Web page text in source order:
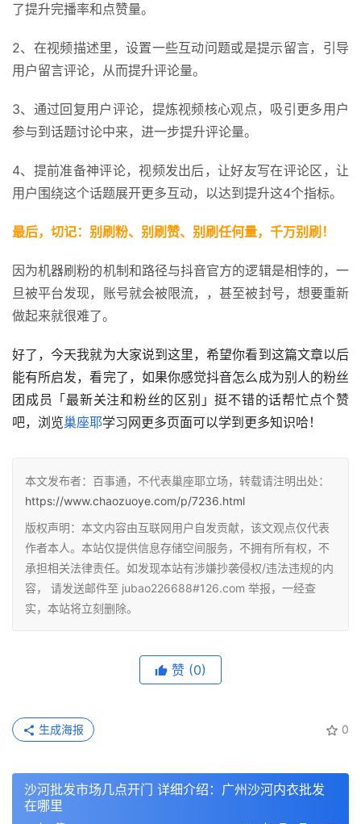
了提升完播率和点赞量。
2、在视频描述里，设置一些互动问题或是提示留言，引导
用户留言评论，从而提升评论量。
3、通过回复用户评论，提炼视频核心观点，吸引更多用户
参与到话题讨论中来，进一步提升评论量。
4、提前准备神评论，视频发出后，让好友写在评论区，让
用户围绕这个话题展开更多互动，以达到提升这4个指标。
最后，切记：别刷粉、别刷赞、别刷任何量，千万别刷！
因为机器刷粉的机制和路径与抖音官方的逻辑是相悖的，一
旦被平台发现，账号就会被限流，，甚至被封号，想要重新
做起来就很难了。
好了，今天我就为大家说到这里，希望你看到这篇文章以后
能有所启发，看完了，如果你感觉抖音怎么成为别人的粉丝
团成员「最新关注和粉丝的区别」挺不错的话帮忙点个赞
吧，浏览巢座耶学习网更多页面可以学到更多知识哈！
本文发布者：百事通，不代表巢座耶立场，转载请注明出处：
https://www.chaozuoye.com/p/7236.html
版权声明：本文内容由互联网用户自发贡献，该文观点仅代表
作者本人。本站仅提供信息存储空间服务，不拥有所有权，不
承担相关法律责任。如发现本站有涉嫌抄袭侵权/违法违规的内
容， 请发送邮件至 jubao226688#126.com 举报，一经查
实，本站将立刻删除。
赞 (0)
0
生成海报
沙河批发市场几点开门 详细介绍：广州沙河内衣批发
在哪里